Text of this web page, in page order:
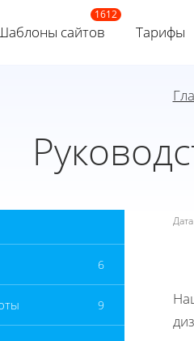
сайтов Тарифы
6
9